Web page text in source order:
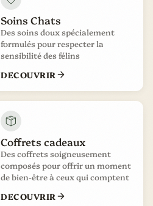
Soins Chats
Des soins doux spécialement
formulés pour respecter la
sensibilité des félins
DECOUVRIR
Coffrets cadeaux
Des coffrets soigneusement
composés pour offrir un moment
de bien-être à ceux qui comptent
DECOUVRIR